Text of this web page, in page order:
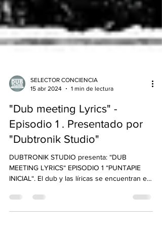
SELECTOR CONCIENCIA
15 abr 2024
1 min de lectura
"Dub meeting Lyrics" -
Episodio 1 . Presentado por
"Dubtronik Studio"
DUBTRONIK STUDIO presenta: “DUB